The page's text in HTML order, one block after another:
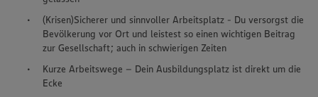
(Krisen)Sicherer und sinnvoller Arbeitsplatz - Du versorgst die
Bevölkerung vor Ort und leistest so einen wichtigen Beitrag
zur Gesellschaft; auch in schwierigen Zeiten
Kurze Arbeitswege – Dein Ausbildungsplatz ist direkt um die
Ecke